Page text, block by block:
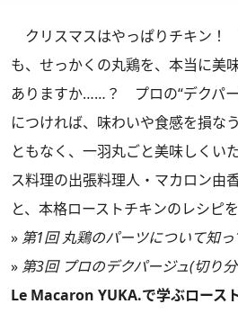
クリスマスはやっぱりチキン
も、せっかくの丸鶏を、本当に美
ありますか……？ プロの“デクパ
につければ、味わいや食感を損な
ともなく、一羽丸ごと美味しくい
ス料理の出張料理人・マカロン由
と、本格ローストチキンのレシピ
» 第1回 丸鶏のパーツについて知っ
» 第3回 プロのデクパージュ(切り
Le Macaron YUKA.で学ぶロース